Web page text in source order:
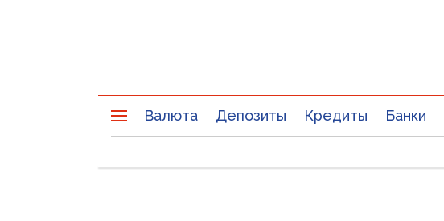
Валюта Депозиты Кредиты Банки